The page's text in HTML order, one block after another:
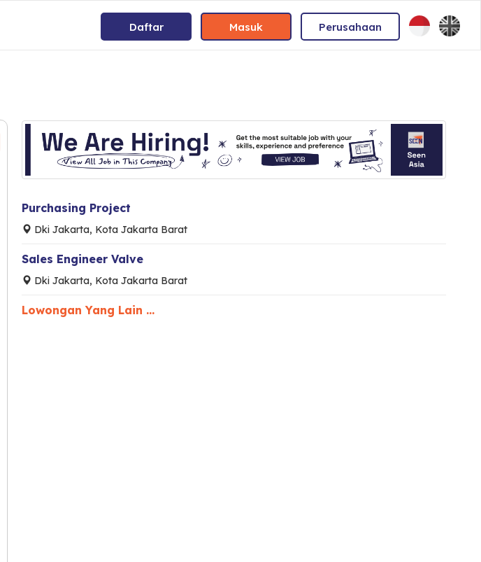
Daftar Masuk Perusahaan
Purchasing Project
Dki Jakarta, Kota Jakarta Barat
Sales Engineer Valve
Dki Jakarta, Kota Jakarta Barat
Lowongan Yang Lain ...